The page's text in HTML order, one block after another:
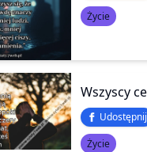
Życie
Udostępnij
Życie